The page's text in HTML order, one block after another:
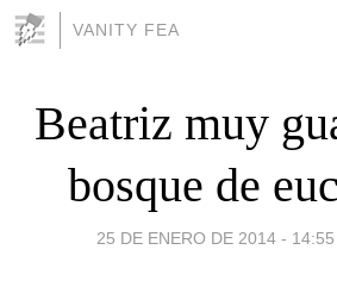
VANITY FEA
Beatriz muy
bosque de
25 DE ENERO DE 2014 - 14:55